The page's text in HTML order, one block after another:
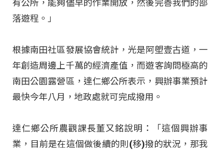
有公所，能夠儘早的作業開放，然後完善我們的部
落遊程。」
根據南田社區發展協會統計，光是阿塱壹古道，一
年創造周邊上千萬的經濟產值，而遊客詢問極高的
南田公園露營區，達仁鄉公所表示，興辦事業預計
最快今年八月，地政處就可完成撥用。
達仁鄉公所農觀課長董又銘說明：「這個興辦事
業，目前是在這個做後續的則(移)撥的狀況，那我